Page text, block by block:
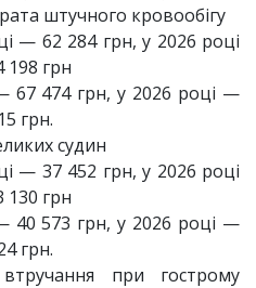
штучного кровообігу
— 62 284 грн, у 2026 році
198 грн
67 474 грн, у 2026 році —
грн.
судин
— 37 452 грн, у 2026 році
130 грн
40 573 грн, у 2026 році —
грн.
втручання при гострому